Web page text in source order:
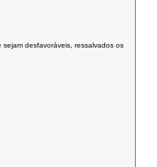
desfavoráveis, ressalvados os